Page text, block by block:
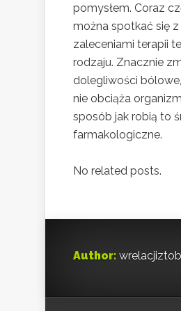
pomysłem. Coraz
można spotkać się z
zaleceniami terapii
rodzaju. Znacznie
dolegliwości
nie obciąża
sposób jak robią to
farmakologiczne.
No related posts.
Author: